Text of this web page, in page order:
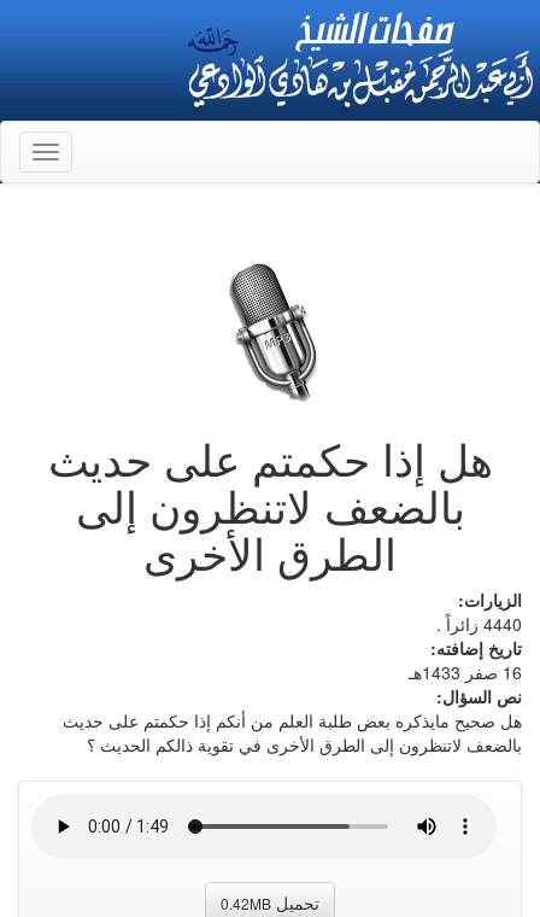
هل إذا حكمتم على حديث
بالضعف لاتنظرون إلى
الطرق الأخرى
الزيارات:
4440 زائراً .
تاريخ إضافته:
16 صفر 1433هـ
نص السؤال:
هل صحيح مايذكره بعض طلبة العلم من أنكم إذا حكمتم على حديث
بالضعف لاتنظرون إلى الطرق الأخرى في تقوية ذالكم الحديث ؟
تحميل 0.42MB